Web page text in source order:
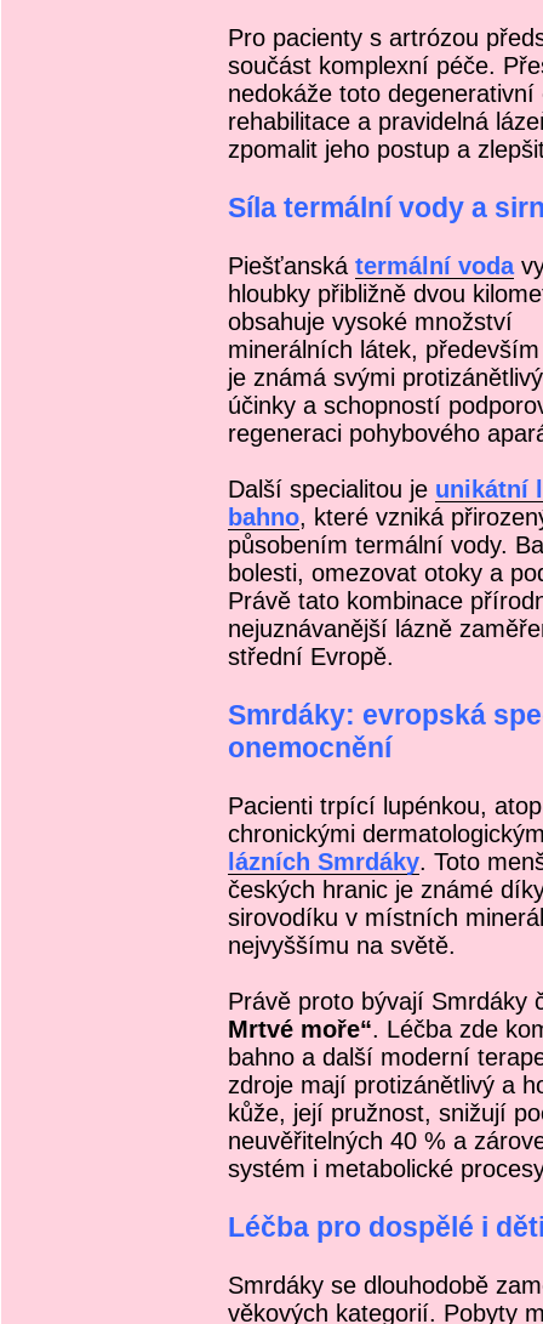
Pro pacienty s artrózou
součást komplexní péče.
nedokáže toto
rehabilitace a pravidelná
zpomalit jeho postup a
Síla termální vody a
Piešťanská termální voda
hloubky přibližně dvou
obsahuje vysoké množství
minerálních látek,
je známá svými
účinky a schopností
regeneraci pohybového
Další specialitou je unikátní
bahno, které vzniká
působením termální vody.
bolesti, omezovat otoky a
Právě tato kombinace
nejuznávanější lázně
střední Evropě.
Smrdáky: evropská
onemocnění
Pacienti trpící lupénkou,
chronickými
lázních Smrdáky. Toto
českých hranic je známé
sirovodíku v místních
nejvyššímu na světě.
Právě proto bývají Smrdáky
Mrtvé moře“. Léčba zde
bahno a další moderní
zdroje mají protizánětlivý a
kůže, její pružnost, snižují
neuvěřitelných 40 % a
systém i metabolické
Léčba pro dospělé i
Smrdáky se dlouhodobě
věkových kategorií. Pobyty